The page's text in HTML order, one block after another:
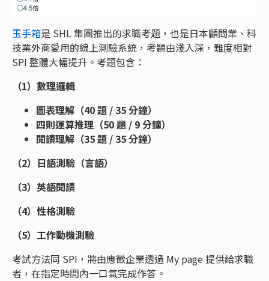
玉手箱是 SHL 集團推出的求職考題，也是日本顧問業、科
技業外商愛用的線上測驗系統，考題由淺入深，難度相對
SPI 整體大幅提升。考題包含：
（1）數理邏輯
圖表理解（40 題 / 35 分鐘）
四則運算推理（50 題 / 9 分鐘）
閱讀理解（35 題 / 35 分鐘）
（2）日語測驗（言語）
（3）英語閱讀
（4）性格測驗
（5）工作動機測驗
考試方法同 SPI，將由應徵企業透過 My page 提供給求職
者，在指定時間內一口氣完成作答。